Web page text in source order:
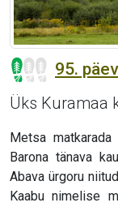
95.
Üks Kuramaa
Metsa
Barona tänava
Abava ürgoru
Kaabu nimelise